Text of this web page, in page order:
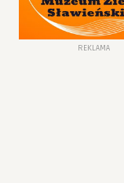
REKLAMA